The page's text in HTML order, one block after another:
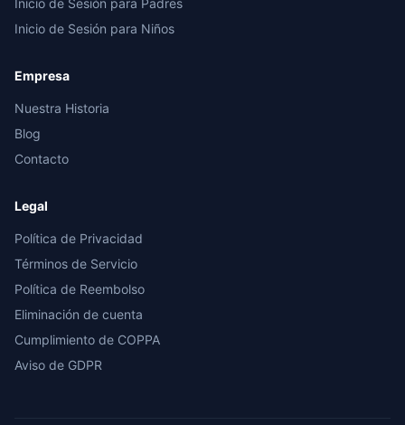
Inicio de Sesión para Padres
Inicio de Sesión para Niños
Empresa
Nuestra Historia
Blog
Contacto
Legal
Política de Privacidad
Términos de Servicio
Política de Reembolso
Eliminación de cuenta
Cumplimiento de COPPA
Aviso de GDPR